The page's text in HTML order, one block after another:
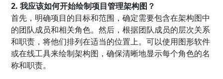
2. 我应该如何开始绘制项目管理架构图？
首先，明确项目的目标和范围，确定需要包含在架构图中
的团队成员和相关角色。然后，根据团队成员的层次关系
和职责，将他们排列在适当的位置上。可以使用图形软件
或在线工具来绘制架构图，确保清晰地显示每个角色的名
称和职责。